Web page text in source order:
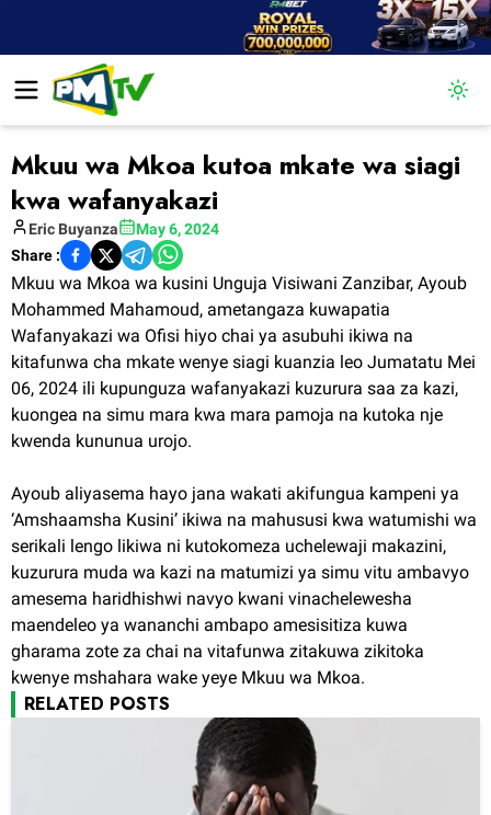
Mkuu wa Mkoa kutoa mkate wa siagi
kwa wafanyakazi
Eric Buyanza
May 6, 2024
Share :
Mkuu wa Mkoa wa kusini Unguja Visiwani Zanzibar, Ayoub
Mohammed Mahamoud, ametangaza kuwapatia
Wafanyakazi wa Ofisi hiyo chai ya asubuhi ikiwa na
kitafunwa cha mkate wenye siagi kuanzia leo Jumatatu Mei
06, 2024 ili kupunguza wafanyakazi kuzurura saa za kazi,
kuongea na simu mara kwa mara pamoja na kutoka nje
kwenda kununua urojo.
Ayoub aliyasema hayo jana wakati akifungua kampeni ya
‘Amshaamsha Kusini’ ikiwa na mahususi kwa watumishi wa
serikali lengo likiwa ni kutokomeza uchelewaji makazini,
kuzurura muda wa kazi na matumizi ya simu vitu ambavyo
amesema haridhishwi navyo kwani vinachelewesha
maendeleo ya wananchi ambapo amesisitiza kuwa
gharama zote za chai na vitafunwa zitakuwa zikitoka
kwenye mshahara wake yeye Mkuu wa Mkoa.
RELATED POSTS